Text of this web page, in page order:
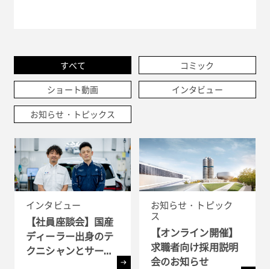
すべて コミック
ショート動画 インタビュー
お知らせ・トピックス
インタビュー
【社員座談会】国産
ディーラー出身のテ
クニシャンとサービ
お知らせ・トピック
ス
【オンライン開催】
求職者向け採用説明
会のお知らせ